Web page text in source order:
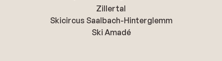
Zillertal
Skicircus Saalbach-Hinterglemm
Ski Amadé